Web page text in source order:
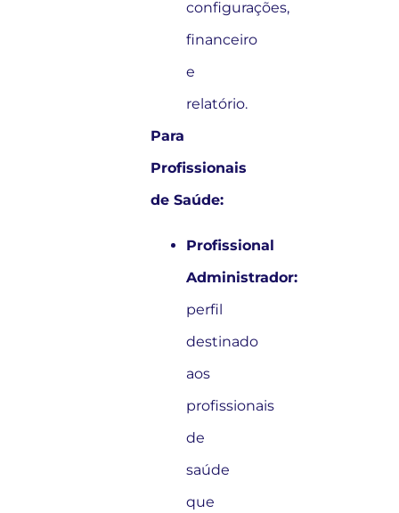
configurações,
financeiro
e
relatório.
Para
Profissionais
de Saúde:
Profissional
Administrador:
perfil
destinado
aos
profissionais
de
saúde
que